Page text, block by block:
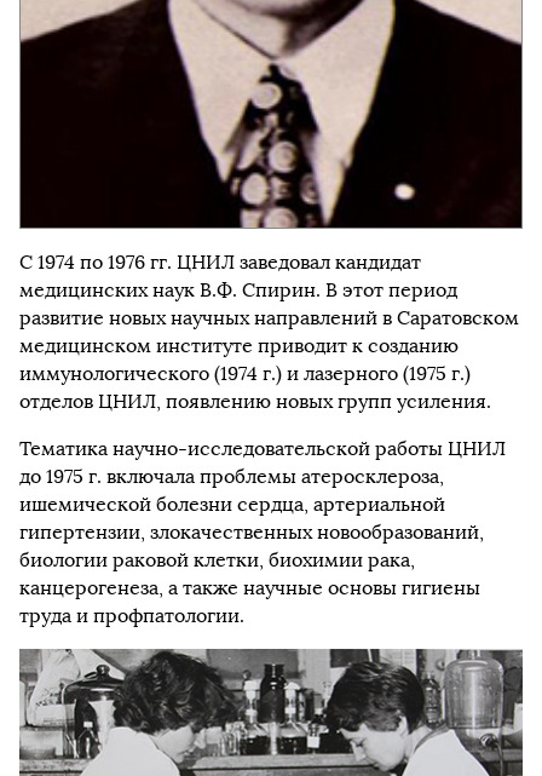
С 1974 по 1976 гг. ЦНИЛ заведовал кандидат
медицинских наук В.Ф. Спирин. В этот период
развитие новых научных направлений в Саратовском
медицинском институте приводит к созданию
иммунологического (1974 г.) и лазерного (1975 г.)
отделов ЦНИЛ, появлению новых групп усиления.
Тематика научно-исследовательской работы ЦНИЛ
до 1975 г. включала проблемы атеросклероза,
ишемической болезни сердца, артериальной
гипертензии, злокачественных новообразований,
биологии раковой клетки, биохимии рака,
канцерогенеза, а также научные основы гигиены
труда и профпатологии.